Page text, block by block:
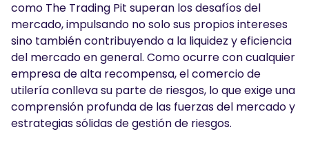
como The Trading Pit superan los desafíos del
mercado, impulsando no solo sus propios intereses
sino también contribuyendo a la liquidez y eficiencia
del mercado en general. Como ocurre con cualquier
empresa de alta recompensa, el comercio de
utilería conlleva su parte de riesgos, lo que exige una
comprensión profunda de las fuerzas del mercado y
estrategias sólidas de gestión de riesgos.